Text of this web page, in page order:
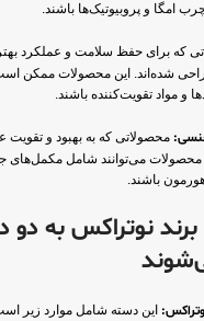
امگا و پروبیوتیک‌ها باشند.
که برای حفظ سلامت و عملکرد
شده‌اند. این محصولات ممکن است
و مواد تقویت‌کننده باشند.
محصولاتی که به بهبود و
می‌توانند شامل مکمل‌های
باشند.
نوتراکس به
این دسته شامل موارد زیر